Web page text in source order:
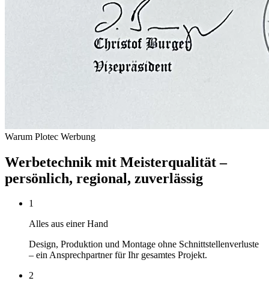
Warum Plotec Werbung
Werbetechnik mit Meisterqualität –
persönlich, regional, zuverlässig
1
Alles aus einer Hand
Design, Produktion und Montage ohne Schnittstellenverluste
– ein Ansprechpartner für Ihr gesamtes Projekt.
2